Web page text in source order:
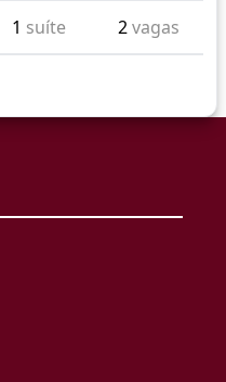
1 suíte 2vagas